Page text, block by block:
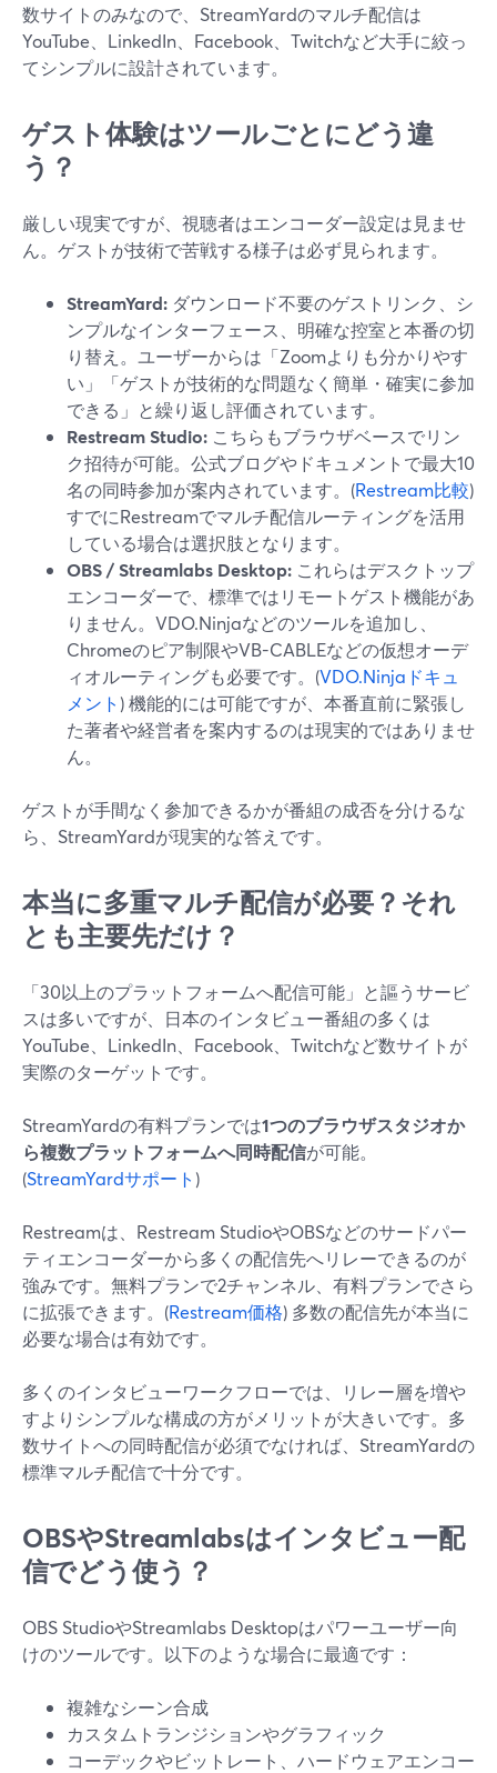
数サイトのみなので、StreamYardのマルチ配信は
YouTube、LinkedIn、Facebook、Twitchなど大手に絞っ
てシンプルに設計されています。
ゲスト体験はツールごとにどう違
う？
厳しい現実ですが、視聴者はエンコーダー設定は見ませ
ん。ゲストが技術で苦戦する様子は必ず見られます。
StreamYard: ダウンロード不要のゲストリンク、シ
ンプルなインターフェース、明確な控室と本番の切
り替え。ユーザーからは「Zoomよりも分かりやす
い」「ゲストが技術的な問題なく簡単・確実に参加
できる」と繰り返し評価されています。
Restream Studio: こちらもブラウザベースでリン
ク招待が可能。公式ブログやドキュメントで最大10
名の同時参加が案内されています。(Restream比較)
すでにRestreamでマルチ配信ルーティングを活用
している場合は選択肢となります。
OBS / Streamlabs Desktop: これらはデスクトップ
エンコーダーで、標準ではリモートゲスト機能があ
りません。VDO.Ninjaなどのツールを追加し、
Chromeのピア制限やVB-CABLEなどの仮想オーデ
ィオルーティングも必要です。(VDO.Ninjaドキュ
メント ) 機能的には可能ですが、本番直前に緊張し
た著者や経営者を案内するのは現実的ではありませ
ん。
ゲストが手間なく参加できるかが番組の成否を分けるな
ら、StreamYardが現実的な答えです。
本当に多重マルチ配信が必要？それ
とも主要先だけ？
「30以上のプラットフォームへ配信可能」と謳うサービ
スは多いですが、日本のインタビュー番組の多くは
YouTube、LinkedIn、Facebook、Twitchなど数サイトが
実際のターゲットです。
StreamYardの有料プランでは1つのブラウザスタジオか
ら複数プラットフォームへ同時配信が可能。
(StreamYardサポート )
Restreamは、Restream StudioやOBSなどのサードパー
ティエンコーダーから多くの配信先へリレーできるのが
強みです。無料プランで2チャンネル、有料プランでさら
に拡張できます。(Restream価格) 多数の配信先が本当に
必要な場合は有効です。
多くのインタビューワークフローでは、リレー層を増や
すよりシンプルな構成の方がメリットが大きいです。多
数サイトへの同時配信が必須でなければ、StreamYardの
標準マルチ配信で十分です。
OBSやStreamlabsはインタビュー配
信でどう使う？
OBS StudioやStreamlabs Desktopはパワーユーザー向
けのツールです。以下のような場合に最適です：
複雑なシーン合成
カスタムトランジションやグラフィック
コーデックやビットレート、ハードウェアエンコー